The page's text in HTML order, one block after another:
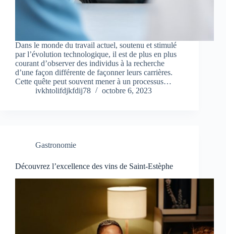
Dans le monde du travail actuel, soutenu et stimulé
par l’évolution technologique, il est de plus en plus
courant d’observer des individus à la recherche
d’une façon différente de façonner leurs carrières.
Cette quête peut souvent mener à un processus…
ivkhtolifdjkfdij78
octobre 6, 2023
Gastronomie
Découvrez l’excellence des vins de Saint-Estèphe